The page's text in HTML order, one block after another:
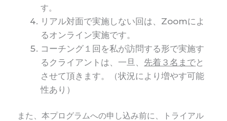
す。
リアル対面で実施しない回は、Zoomによ
るオンライン実施です。
コーチング１回を私が訪問する形で実施す
るクライアントは、一旦、 先着３名までと
させて頂きます。（状況により増やす可能
性あり）
また、本プログラムへの申し込み前に、トライアル